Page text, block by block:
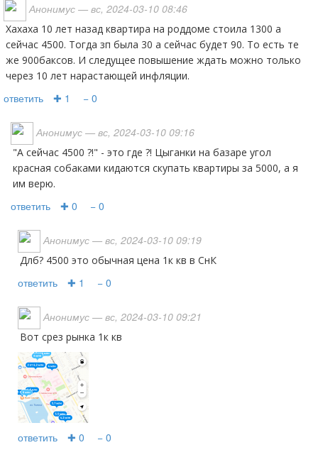
Анонимус — вс, 2024-03-10 08:46
Хахаха 10 лет назад квартира на роддоме стоила 1300 а
сейчас 4500. Тогда зп была 30 а сейчас будет 90. То есть те
же 900баксов. И следущее повышение ждать можно только
через 10 лет нарастающей инфляции.
ответить ✚ 1 − 0
Анонимус — вс, 2024-03-10 09:16
"а сейчас 4500 ?!" - это где ?! Цыганки на базаре угол
красная собаками кидаются скупать квартиры за 5000, а я
им верю.
ответить ✚ 0 − 0
Анонимус — вс, 2024-03-10 09:19
Длб? 4500 это обычная цена 1к кв в СнК
ответить ✚ 1 − 0
Анонимус — вс, 2024-03-10 09:21
Вот срез рынка 1к кв
ответить ✚ 0 − 0